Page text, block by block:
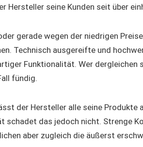
s
p
Hersteller seine Kunden seit über
gerade wegen der niedrigen
Technisch ausgereifte und
Funktionalität. Wer
fündig.
der Hersteller alle seine Produkte
schadet das jedoch nicht. Strenge
aber zugleich die äußerst